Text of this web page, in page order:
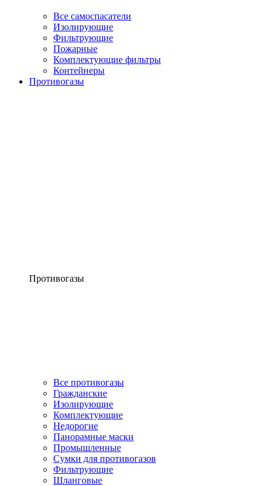
Все самоспасатели
Изолирующие
Фильтрующие
Пожарные
Комплектующие фильтры
Контейнеры
Противогазы
Противогазы
Все противогазы
Гражданские
Изолирующие
Комплектующие
Недорогие
Панорамные маски
Промышленные
Сумки для противогазов
Фильтрующие
Шланговые